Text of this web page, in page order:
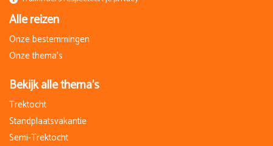
Alle reizen
Onze bestemmingen
Onze thema's
Bekijk alle thema's
Trektocht
Standplaatsvakantie
Semi-Trektocht